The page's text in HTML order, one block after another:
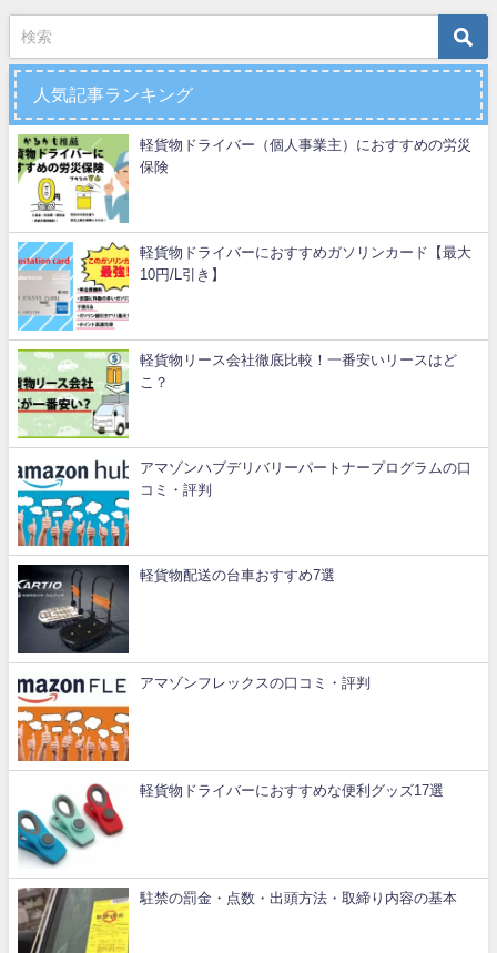
人気記事ランキング
軽貨物ドライバー（個人事業主）におすすめの労災
保険
軽貨物ドライバーにおすすめガソリンカード【最大
10円/L引き】
軽貨物リース会社徹底比較！一番安いリースはど
こ？
アマゾンハブデリバリーパートナープログラムの口
コミ・評判
軽貨物配送の台車おすすめ7選
アマゾンフレックスの口コミ・評判
軽貨物ドライバーにおすすめな便利グッズ17選
駐禁の罰金・点数・出頭方法・取締り内容の基本